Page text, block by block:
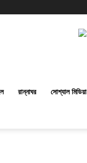
রান্নাঘর সোশ্যাল মিডিয়া